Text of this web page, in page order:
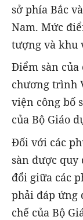
sở phía Bắc
Nam. Mức
tượng và khu
Điểm sàn
chương trình
viện công bố
của Bộ Giáo
Đối với các
sàn được
đổi giữa các
phải đáp ứng
chế của Bộ